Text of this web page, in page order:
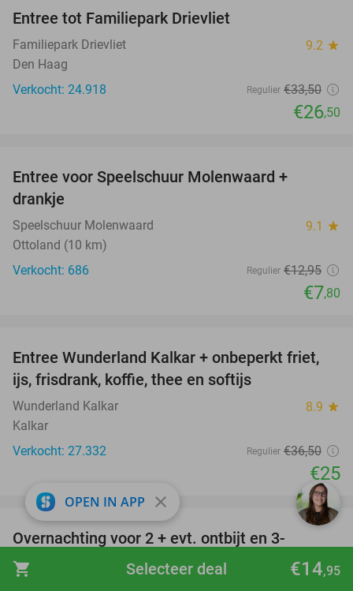
shopping_cart €14,95
Selecteer deal
Entree tot Familiepark Drievliet
Familiepark Drievliet 9.2 star
Den Haag
Verkocht: 24.918
Regulier €33,50
€26,50
Entree voor Speelschuur Molenwaard +
drankje
Speelschuur Molenwaard 9.1 star
Ottoland (10 km)
Verkocht: 686
Regulier €12,95
€7,80
32%
Entree Wunderland Kalkar + onbeperkt friet,
ijs, frisdrank, koffie, thee en softijs
Wunderland Kalkar 8.9 star
Kalkar
Verkocht: 27.332
Regulier €36,50
€25
favorite_border
Overnachting voor 2 + evt. ontbijt en 3-
gangendiner bij Fletcher Hotels
OPEN IN APP close